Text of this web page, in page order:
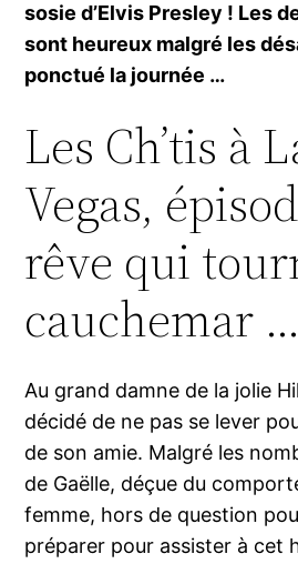
sosie d’Elvis Presley ! Les
sont heureux malgré les
ponctué la journée …
Les Ch’tis à
Vegas,
rêve qui
cauchemar …
Au grand damne de la jolie
décidé de ne pas se lever
de son amie. Malgré les
de Gaëlle, déçue du
femme, hors de question
préparer pour assister à cet